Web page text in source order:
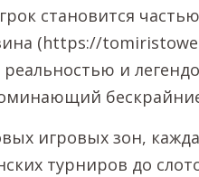
становится
(https://
реальностью и
игровых зон,
турниров до